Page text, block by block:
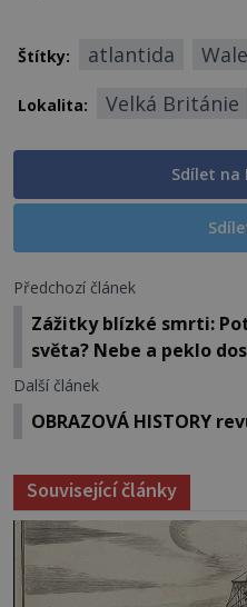
Štítky: atlantida
Lokalita: Velká Británie
Sdílet na
Předchozí článek
Zážitky blízké smrti:
světa? Nebe a peklo
Další článek
OBRAZOVÁ HISTORY
Související články